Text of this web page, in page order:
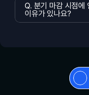
Q. 분기 마감 시점에
이유가 있나요?